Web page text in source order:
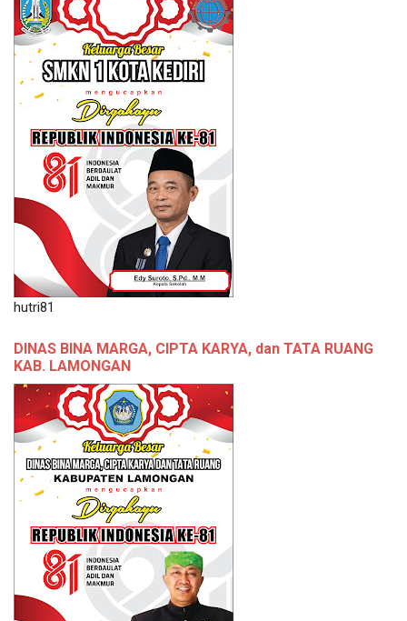
hutri81
DINAS BINA MARGA, CIPTA KARYA, dan TATA RUANG
KAB. LAMONGAN